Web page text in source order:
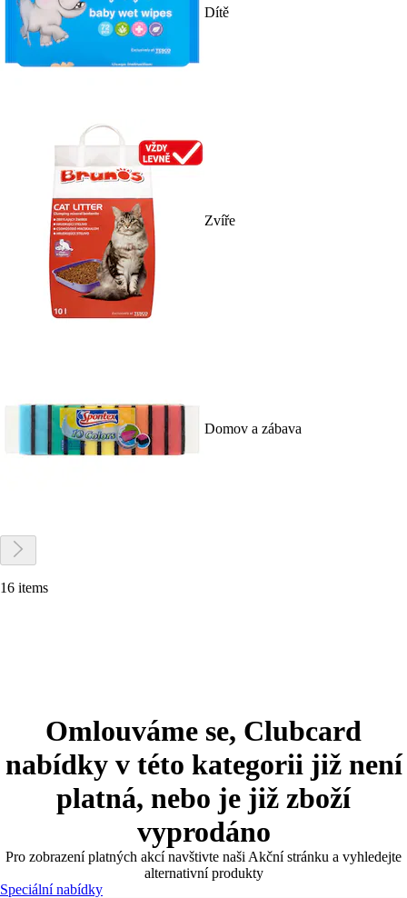
Dítě
Zvíře
Domov a zábava
16 items
Omlouváme se, Clubcard
nabídky v této kategorii již není
platná, nebo je již zboží
vyprodáno
Pro zobrazení platných akcí navštivte naši Akční stránku a vyhledejte
alternativní produkty
Speciální nabídky